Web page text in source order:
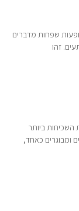
שפחות מדברים
זהו
השכיחות ביותר
ומבוגרים כאחד,